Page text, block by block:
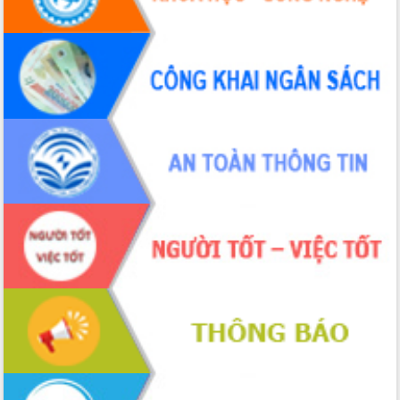
Đắk Lắk: Tôn vinh 46 giải pháp tại Hội
thi Sáng tạo Kỹ thuật 2024 - 2025
Đắk Lắk rà soát, điều chỉnh Đề án 190
về phát triển nuôi trồng thủy sản
Phó Chủ tịch UBND tỉnh Đắk Lắk
Trương Công Thái kiểm tra thực địa
Dự án cao tốc Khánh Hòa - Buôn Ma
Thuột
Định vị cà phê Việt Nam như một “di
sản sống” trong dòng chảy toàn cầu
Xây dựng nông thôn mới: Nâng cao đời
sống người dân từ những mô hình thiết
thực
Quyết liệt tháo gỡ vướng mắc, đẩy
nhanh tiến độ các dự án trọng điểm
trong Khu kinh tế Nam Phú Yên
Hòn Yến phát triển du lịch gắn với bảo
tồn biển
Lấy ý kiến điều chỉnh Quy hoạch tỉnh
Đắk Lắk thời kỳ 2021-2030, tầm nhìn